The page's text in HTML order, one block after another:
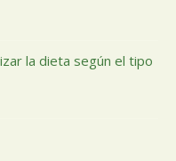
la dieta según el tipo